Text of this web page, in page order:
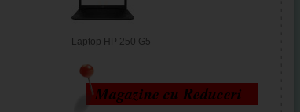
Laptop HP 250 G5
Magazine cu Reduceri